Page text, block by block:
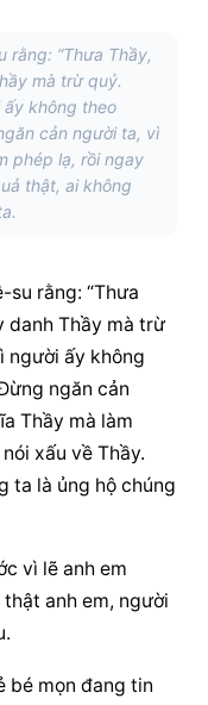
rằng: “Thưa Thầy,
mà trừ quỷ.
không theo
cản người ta, vì
phép lạ, rồi ngay
thật, ai không
su rằng: “Thưa
danh Thầy mà trừ
người ấy không
ngăn cản
Thầy mà làm
xấu về Thầy.
ta là ủng hộ chúng
vì lẽ anh em
anh em, người
bé mọn đang tin